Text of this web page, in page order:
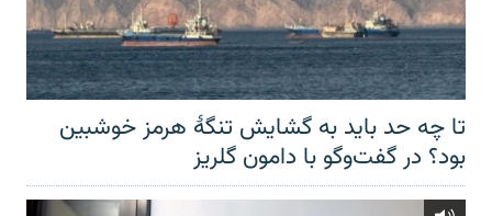
تا چه حد باید به گشایش تنگهٔ هرمز خوشبین
بود؟ در گفت‌وگو با دامون گلریز